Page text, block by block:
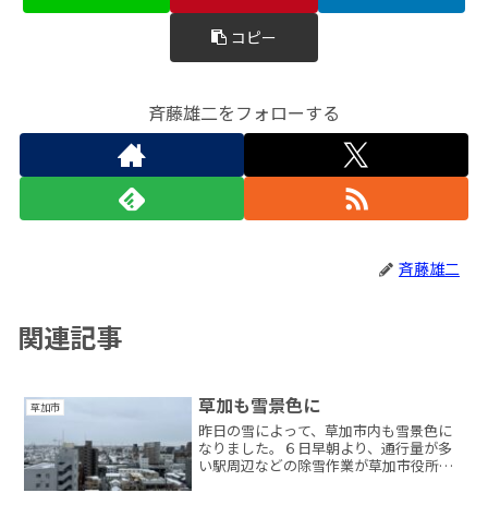
コピー
斉藤雄二をフォローする
斉藤雄二
関連記事
草加市 草加も雪景色に
昨日の雪によって、草加市内も雪景色に
なりました。６日早朝より、通行量が多
い駅周辺などの除雪作業が草加市役所職